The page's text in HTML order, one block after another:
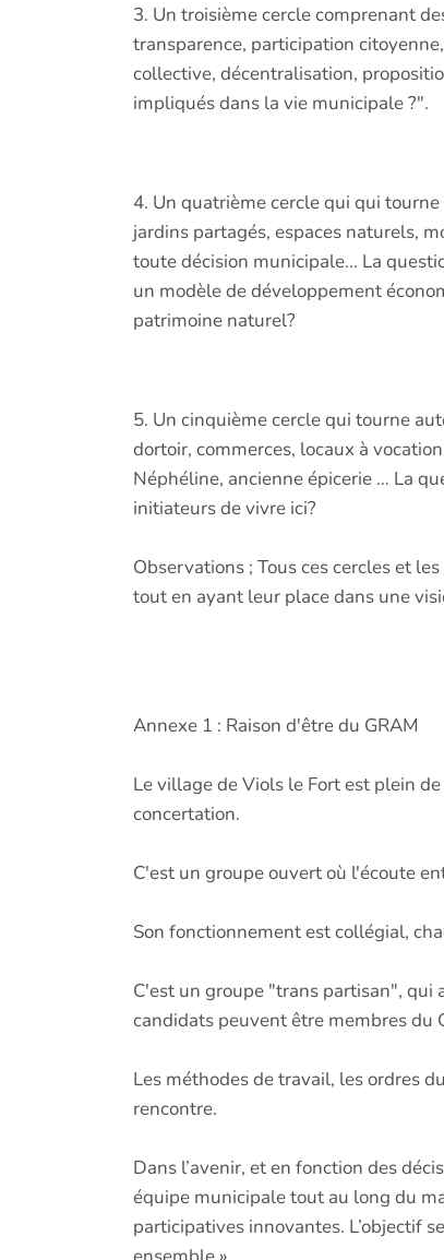
3. Un troisième cercle comprenant
transparence, participation
collective, décentralisation,
impliqués dans la vie municipale ?".
4. Un quatrième cercle qui qui
jardins partagés, espaces naturels,
toute décision municipale... La
un modèle de développement
patrimoine naturel?
5. Un cinquième cercle qui tourne
dortoir, commerces, locaux à
Néphéline, ancienne épicerie … La
initiateurs de vivre ici?
Observations ; Tous ces cercles et
tout en ayant leur place dans une
Annexe 1 : Raison d'être du GRAM
Le village de Viols le Fort est plein
concertation.
C'est un groupe ouvert où l'écoute
Son fonctionnement est collégial,
C'est un groupe "trans partisan", qui
candidats peuvent être membres du
Les méthodes de travail, les ordres
rencontre.
Dans l’avenir, et en fonction des
équipe municipale tout au long du
participatives innovantes. L’objectif